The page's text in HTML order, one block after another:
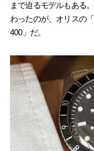
まで迫るモデルもある
わったのが、オリスの
400」だ。